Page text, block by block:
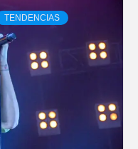
TENDENCIAS